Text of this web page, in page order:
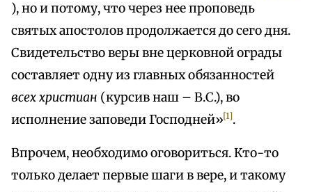
), но и потому, что через нее проповедь
святых апостолов продолжается до сего дня.
Свидетельство веры вне церковной ограды
составляет одну из главных обязанностей
всех христиан (курсив наш – В.С.), во
исполнение заповеди Господней»[1].
Впрочем, необходимо оговориться. Кто-то
только делает первые шаги в вере, и такому